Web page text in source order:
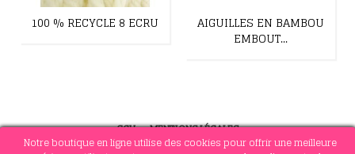
Notre boutique en ligne utilise des cookies pour offrir une meilleure
100 % RECYCLE 8 ECRU
AIGUILLES EN BAMBOU
EMBOUT...
CGV-MENTIONS LÉGALES